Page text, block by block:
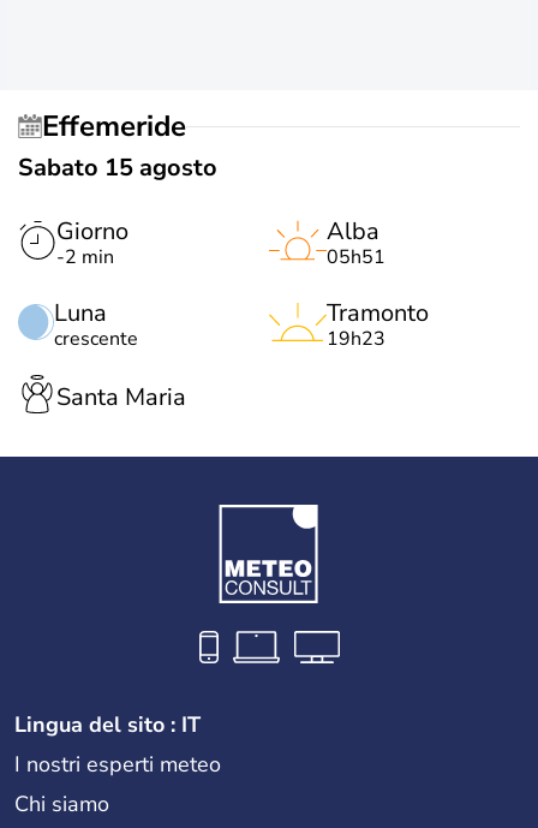
Effemeride
Sabato 15 agosto
Giorno
-2 min
Luna
crescente
Alba
05h51
Tramonto
19h23
Santa Maria
Lingua del sito : IT
I nostri esperti meteo
Chi siamo